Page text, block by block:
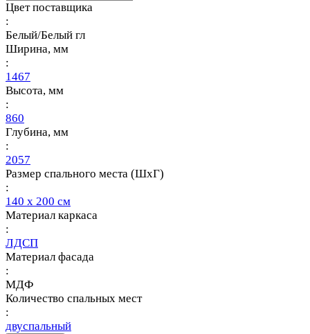
Цвет поставщика
:
Белый/Белый гл
Ширина, мм
:
1467
Высота, мм
:
860
Глубина, мм
:
2057
Размер спального места (ШхГ)
:
140 х 200 см
Материал каркаса
:
ЛДСП
Материал фасада
:
МДФ
Количество спальных мест
:
двуспальный